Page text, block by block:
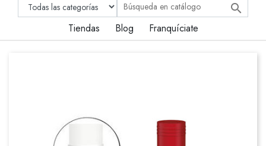

Tiendas Blog Franquíciate